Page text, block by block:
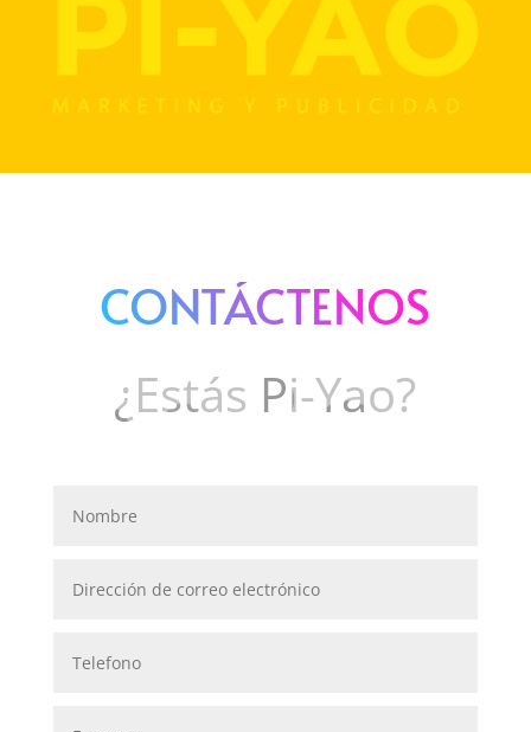
CONTÁCTENOS
¿Estás Pi-Yao?